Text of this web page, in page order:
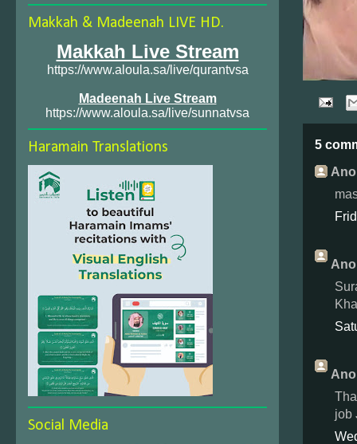
5
job
Makkah & Madeenah LIVE HD.
Makkah Live Stream
https://www.aloula.sa/live/qurantvsa
Madeenah Live Stream
https://www.aloula.sa/live/sunnatvsa
Haramain Translations
Social Media